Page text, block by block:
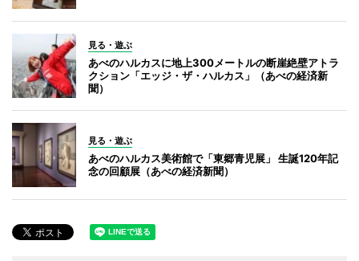
見る・遊ぶ
あべのハルカスに地上300メートルの断崖絶壁アトラ
クション「エッジ・ザ・ハルカス」（あべの経済新
聞）
見る・遊ぶ
あべのハルカス美術館で「東郷青児展」 生誕120年記
念の回顧展（あべの経済新聞）